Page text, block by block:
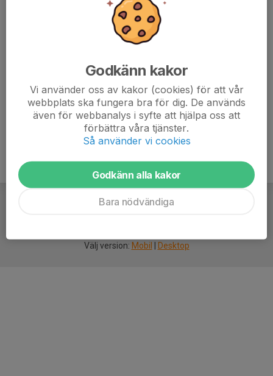
Välj version: Mobil Desktop
Godkänn kakor
Vi använder oss av kakor (cookies) för att vår
webbplats ska fungera bra för dig. De används
även för webbanalys i syfte att hjälpa oss att
förbättra våra tjänster.
Så använder vi cookies
Godkänn alla kakor
Bara nödvändiga